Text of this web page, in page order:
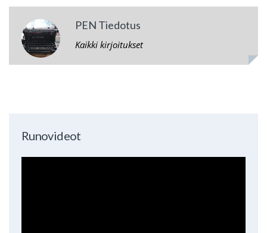
PEN Tiedotus
Kaikki kirjoitukset
Runovideot